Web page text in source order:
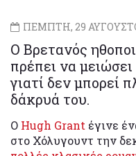
ΠΕΜΠΤΗ, 29
Ο Βρετανός
πρέπει να μειώσει
γιατί δεν μπορεί
δάκρυά του.
Ο Hugh Grant έγινε
στο Χόλυγουντ την